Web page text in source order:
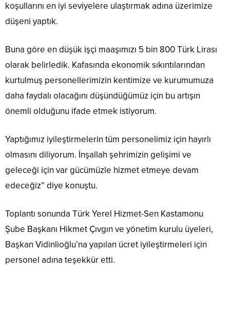
koşullarını en iyi seviyelere ulaştırmak adına üzerimize
düşeni yaptık.
Buna göre en düşük işçi maaşımızı 5 bin 800 Türk Lirası
olarak belirledik. Kafasında ekonomik sıkıntılarından
kurtulmuş personellerimizin kentimize ve kurumumuza
daha faydalı olacağını düşündüğümüz için bu artışın
önemli olduğunu ifade etmek istiyorum.
Yaptığımız iyileştirmelerin tüm personelimiz için hayırlı
olmasını diliyorum. İnşallah şehrimizin gelişimi ve
geleceği için var gücümüzle hizmet etmeye devam
edeceğiz” diye konuştu.
Toplantı sonunda Türk Yerel Hizmet-Sen Kastamonu
Şube Başkanı Hikmet Çıvgın ve yönetim kurulu üyeleri,
Başkan Vidinlioğlu’na yapılan ücret iyileştirmeleri için
personel adına teşekkür etti.